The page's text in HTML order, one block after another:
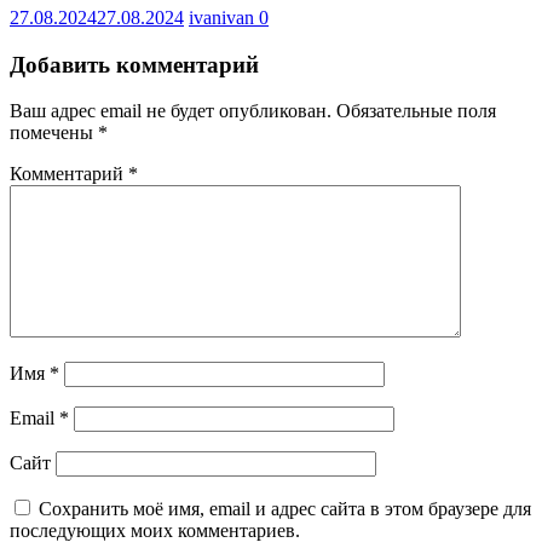
27.08.202427.08.2024 ivanivan 0
Добавить комментарий
Ваш адрес email не будет опубликован. Обязательные поля
помечены *
Комментарий *
Имя *
Email *
Сайт
Сохранить моё имя, email и адрес сайта в этом браузере для
последующих моих комментариев.